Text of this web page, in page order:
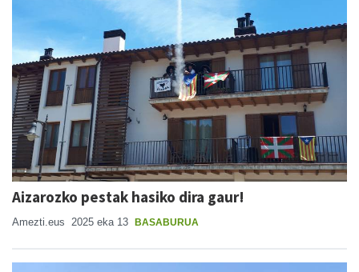
Aizarozko pestak hasiko dira gaur!
Amezti.eus 2025 eka 13 BASABURUA